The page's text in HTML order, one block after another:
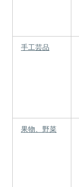
手工芸品
果物、野菜